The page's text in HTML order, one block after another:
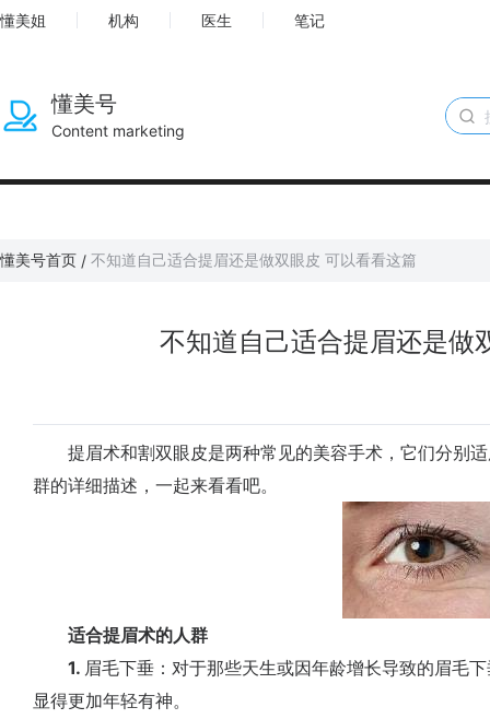
懂美姐 机构 医生 笔记
懂美号
Content marketing
懂美号首页 / 不知道自己适合提眉还是做双眼皮 可以看看这篇
不知道自己适合提眉还是做
提眉术和割双眼皮是两种常见的美容手术，它们分别适
群的详细描述，一起来看看吧。
适合提眉术的人群
1. 眉毛下垂：对于那些天生或因年龄增长导致的眉毛
显得更加年轻有神。